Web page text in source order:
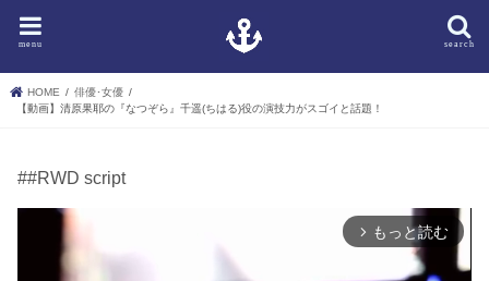
search
menu
HOME
俳優･女優
【動画】清原果耶の『なつぞら』千遥(ちはる)役の演技力がスゴイと話題！
##RWD script
arrow_forward_ios もっと読む